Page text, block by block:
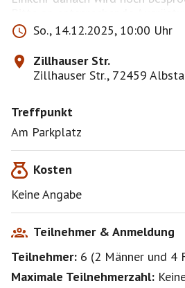
Bitte an entsprechende
vernünftige Schuhe. Wie immer
Verantwortung!
https://www.komoot.com/de-
So., 14.12.2025, 10:00 Uhr
Zillhauser Str.
Zillhauser Str., 72459
Treffpunkt
Am Parkplatz
Kosten
Keine Angabe
Teilnehmer & Anmeldung
Teilnehmer: 6 (2 Männer und 4
Maximale Teilnehmerzahl: